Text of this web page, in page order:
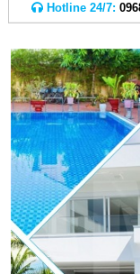
Hotline 24/7: